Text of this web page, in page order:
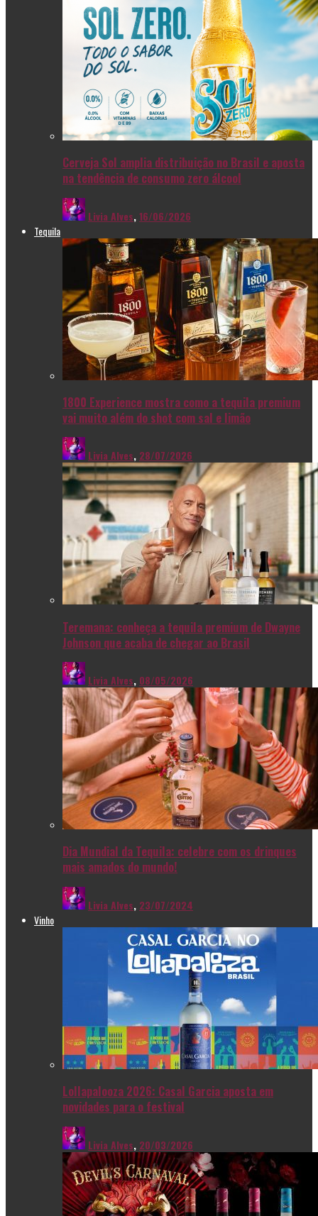
Cerveja Sol amplia distribuição no Brasil e aposta
na tendência de consumo zero álcool
Livia Alves,16/06/2026
Tequila
1800 Experience mostra como a tequila premium
vai muito além do shot com sal e limão
Livia Alves, 28/07/2026
Teremana: conheça a tequila premium de Dwayne
Johnson que acaba de chegar ao Brasil
Livia Alves, 08/05/2026
Dia Mundial da Tequila: celebre com os drinques
mais amados do mundo!
Livia Alves, 23/07/2024
Vinho
Lollapalooza 2026: Casal Garcia aposta em
novidades para o festival
Livia Alves, 20/03/2026